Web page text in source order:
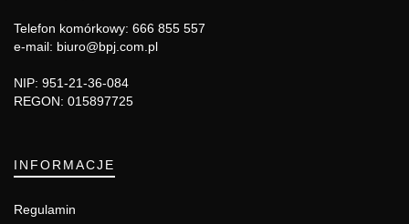
Telefon komórkowy: 666 855 557
e-mail: biuro@bpj.com.pl
NIP: 951-21-36-084
REGON: 015897725
INFORMACJE
Regulamin